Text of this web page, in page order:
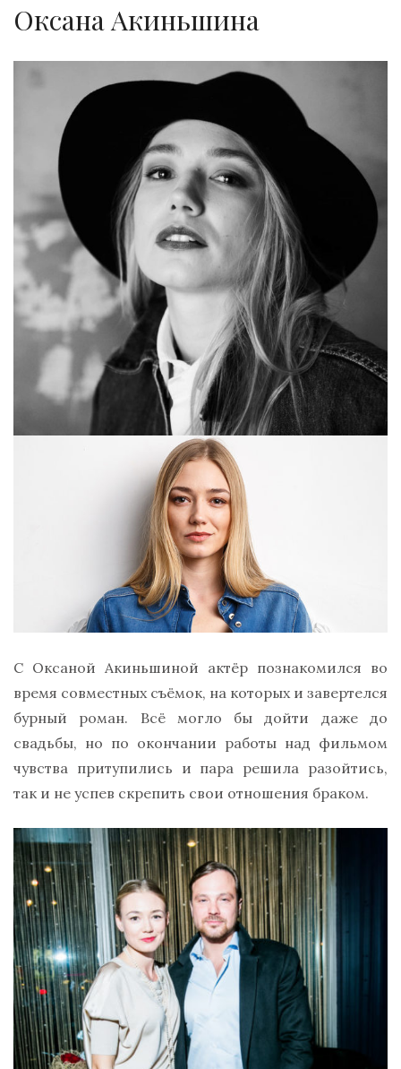
Оксана Акиньшина
С Оксаной Акиньшиной актёр познакомился во
время совместных съёмок, на которых и завертелся
бурный роман. Всё могло бы дойти даже до
свадьбы, но по окончании работы над фильмом
чувства притупились и пара решила разойтись,
так и не успев скрепить свои отношения браком.